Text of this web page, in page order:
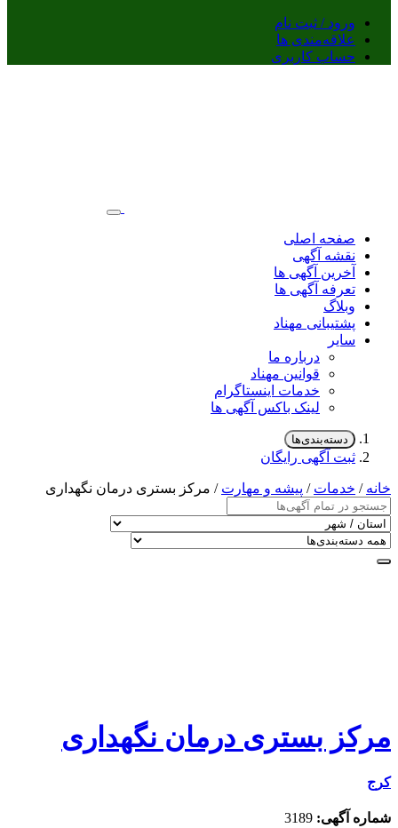
ورود / ثبت نام
علاقه‌مندی ها
حساب کاربری
صفحه اصلی
نقشه آگهی
آخرین آگهی ها
تعرفه آگهی ها
وبلاگ
پشتیبانی مهناد
سایر
درباره ما
قوانین مهناد
خدمات اینستاگرام
لینک باکس آگهی ها
دسته‌بندی‌ها
ثبت آگهی رایگان
خانه/ خدمات/ پیشه و مهارت/ مرکز بستری درمان نگهداری
مرکز بستری درمان نگهداری
کرج
شماره آگهی: 3189